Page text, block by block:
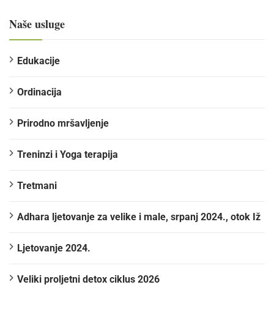
Naše usluge
Edukacije
Ordinacija
Prirodno mršavljenje
Treninzi i Yoga terapija
Tretmani
Adhara ljetovanje za velike i male, srpanj 2024., otok Iž
Ljetovanje 2024.
Veliki proljetni detox ciklus 2026